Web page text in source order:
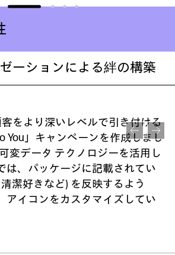
ーションによる絆の構築
をより深いレベルで引き付ける
You」キャンペーンを作成しまし
変データ テクノロジーを活用し
は、パッケージに記載されてい
潔好きなど) を反映するよう
アイコンをカスタマイズしてい